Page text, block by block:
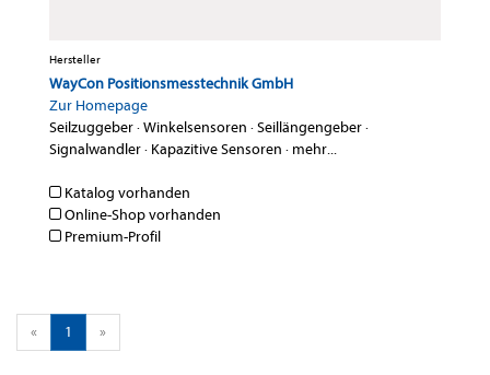
Hersteller
WayCon Positionsmesstechnik GmbH
Zur Homepage
Seilzuggeber·Winkelsensoren ·Seillängengeber·
Signalwandler· Kapazitive Sensoren · mehr...
Katalog vorhanden
Online-Shop vorhanden
Premium-Profil
« 1 »